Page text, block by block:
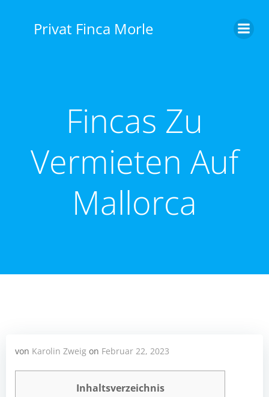
Privat Finca Morle
Fincas Zu
Vermieten Auf
Mallorca
von Karolin Zweig on Februar 22, 2023
Inhaltsverzeichnis